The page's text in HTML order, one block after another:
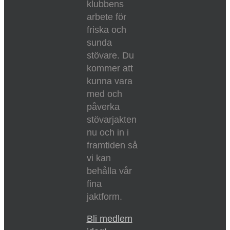
klubbens
arbete för
friska och
sunda
stövare. Du
kommer att
kunna vara
med och
påverka
stövarjakten
nu och in i
framtiden så
vi kan
behålla vår
fina
jaktform.
Bli medlem